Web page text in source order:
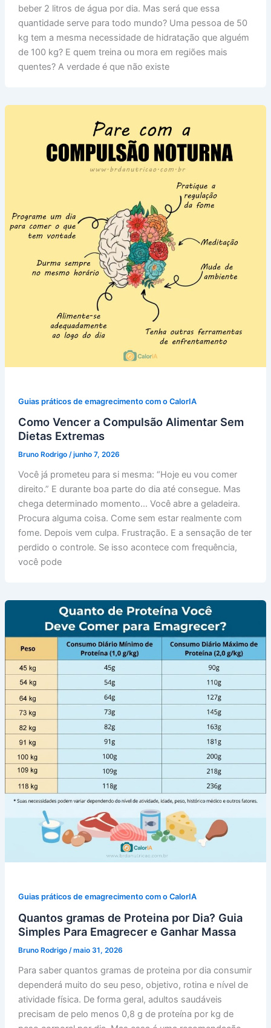
beber 2 litros de água por dia. Mas será que essa
quantidade serve para todo mundo? Uma pessoa de 50
kg tem a mesma necessidade de hidratação que alguém
de 100 kg? E quem treina ou mora em regiões mais
quentes? A verdade é que não existe
Guias práticos de emagrecimento com o CalorIA
Como Vencer a Compulsão Alimentar Sem
Dietas Extremas
Bruno Rodrigo /junho 7, 2026
Você já prometeu para si mesma: “Hoje eu vou comer
direito.” E durante boa parte do dia até consegue. Mas
chega determinado momento… Você abre a geladeira.
Procura alguma coisa. Come sem estar realmente com
fome. Depois vem culpa. Frustração. E a sensação de ter
perdido o controle. Se isso acontece com frequência,
você pode
Guias práticos de emagrecimento com o CalorIA
Quantos gramas de Proteina por Dia? Guia
Simples Para Emagrecer e Ganhar Massa
Bruno Rodrigo /maio 31, 2026
Para saber quantos gramas de proteina por dia consumir
dependerá muito do seu peso, objetivo, rotina e nível de
atividade física. De forma geral, adultos saudáveis
precisam de pelo menos 0,8 g de proteína por kg de